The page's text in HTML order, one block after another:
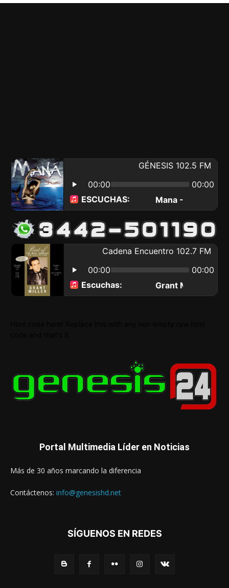
Portal Multimedia Líder en Noticias
Más de 30 años marcando la diferencia
Contáctenos: info@genesishd.net
SÍGUENOS EN REDES